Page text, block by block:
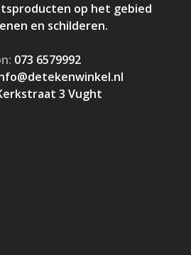
op het gebied
en schilderen.
073 6579992
3 Vught